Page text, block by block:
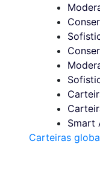
Smart
Carteiras